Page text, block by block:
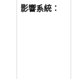
影響系統：